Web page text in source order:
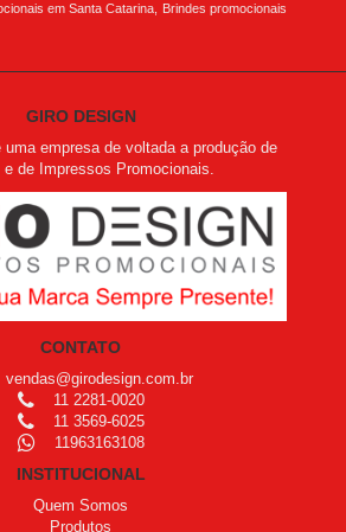
em Santa Catarina, Brindes promocionais
GIRO DESIGN
empresa de voltada a produção de
e de Impressos Promocionais.
CONTATO
vendas@girodesign.com.br
11 2281-0020
11 3569-6025
11963163108
INSTITUCIONAL
Quem Somos
Produtos